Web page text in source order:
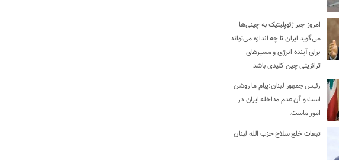
امروز جبر ژئوپلیتیک به چینی‌ها
می‌گوید ایران تا چه اندازه می‌تواند
برای آینده انرژی و مسیرهای
ترانزیتی چین کلیدی باشد
رئیس جمهور لبنان:پیام ما روشن
است و آن عدم مداخله ایران در
امور ماست.
تبعات خلع سلاح حزب الله لبنان